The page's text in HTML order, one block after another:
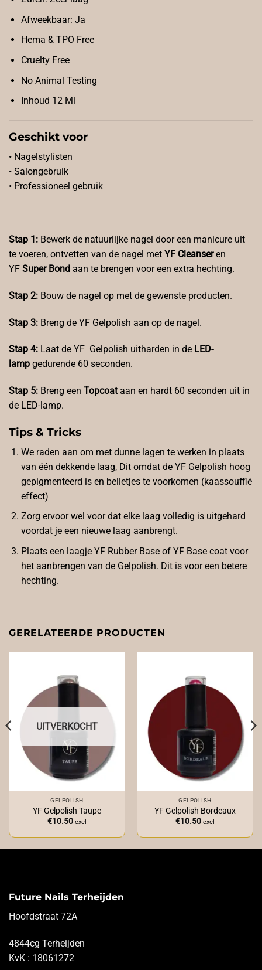
Afweekbaar: Ja
Hema & TPO Free
Cruelty Free
No Animal Testing
Inhoud 12 Ml
Geschikt voor
• Nagelstylisten
• Salongebruik
• Professioneel gebruik
Stap 1: Bewerk de natuurlijke nagel door een manicure uit
te voeren, ontvetten van de nagel met YF Cleanser en
YF Super Bond aan te brengen voor een extra hechting.
Stap 2: Bouw de nagel op met de gewenste producten.
Stap 3: Breng de YF Gelpolish aan op de nagel.
Stap 4: Laat de YF Gelpolish uitharden in de LED-
lamp gedurende 60 seconden.
Stap 5: Breng een Topcoataan en hardt 60 seconden uit in
de LED-lamp.
Tips & Tricks
We raden aan om met dunne lagen te werken in plaats
van één dekkende laag, Dit omdat de YF Gelpolish hoog
gepigmenteerd is en belletjes te voorkomen (kaassoufflé
effect)
Zorg ervoor wel voor dat elke laag volledig is uitgehard
voordat je een nieuwe laag aanbrengt.
Plaats een laagje YF Rubber Baseof YF Base coat voor
het aanbrengen van de Gelpolish. Dit is voor een betere
hechting.
GERELATEERDE PRODUCTEN
UITVERKOCHT
GELPOLISH
YF Gelpolish Taupe
€10.50 excl
GELPOLISH
YF Gelpolish Bordeaux
€10.50 excl
Future Nails Terheijden
Hoofdstraat 72A
4844cg Terheijden
KvK : 18061272